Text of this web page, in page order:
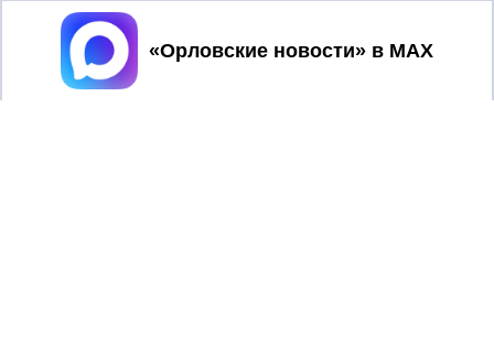
Принять